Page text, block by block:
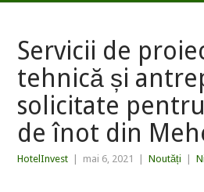
Servicii de
tehnică și
solicitate
de înot din
HotelInvest mai 6, 2021 Noutăți